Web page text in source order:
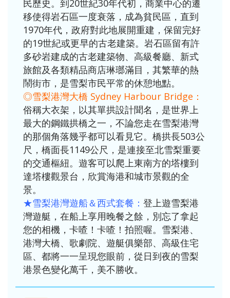
民歷史。到20世紀30年代初，商業中心的遷
移使得岩石區一度衰落，成為貧民區，直到
1970年代，政府對此地展開重建，保留完好
的19世紀或更早的古老建築。岩石區留有許
多砂岩建成的古老建築物、高級餐廳、新式
旅館及各類精品商店琳瑯滿目，其繁華的熱
鬧街市，是雪梨市民平常的休憩地點。
◎雪梨港灣大橋 Sydney Harbour Bridge：
俗稱大衣架，以其單拱設計聞名，是世界上
最大的鋼鐵拱橋之一，不論您走在雪梨港灣
的那個角落幾乎都可以看見它。橋拱長503公
尺，橋面長1149公尺，是連接至北雪梨重要
的交通樞紐。遊客可以爬上東南方的塔樓到
達塔樓觀景台，欣賞海港和城市景觀的全
景。
★雪梨港灣遊船＆西式套餐： 登上遊雪梨港
灣遊艇，在船上享用晚餐之餘，別忘了拿起
您的相機，卡喳！卡喳！拍照喔。雪梨港、
港灣大橋、歌劇院、遊艇俱樂部、高級住宅
區、都將一一呈現您眼前，從日到夜的雪梨
港景色變化萬千，美不勝收。